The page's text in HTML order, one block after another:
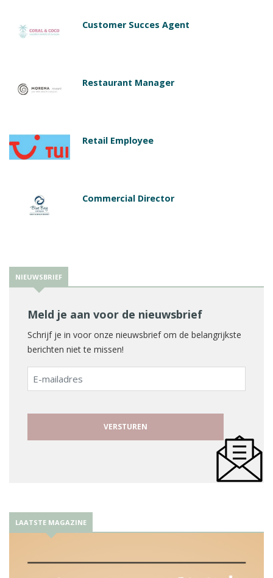
Customer Succes Agent
Restaurant Manager
Retail Employee
Commercial Director
NIEUWSBRIEF
Meld je aan voor de nieuwsbrief
Schrijf je in voor onze nieuwsbrief om de belangrijkste
berichten niet te missen!
E-
mailadres
LAATSTE MAGAZINE